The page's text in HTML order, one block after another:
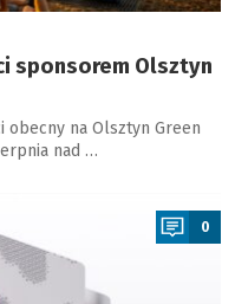
sponsorem Olsztyn
obecny na Olsztyn Green
nad …
0